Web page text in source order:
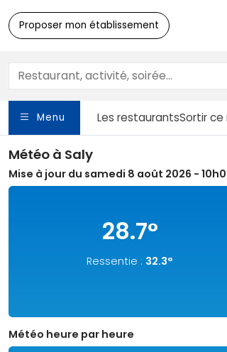
Proposer mon établissement
Menu Les restaurantsSortirce
Météo à Saly
Mise à jour du samedi 8 août 2026 -
28.7°
Ressentie : 32.3°
Météo heure par heure
28.1°C